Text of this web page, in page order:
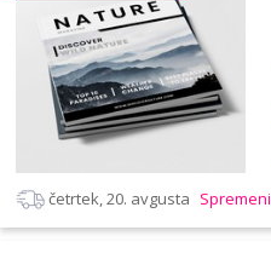
četrtek, 20. avgusta Spremeni